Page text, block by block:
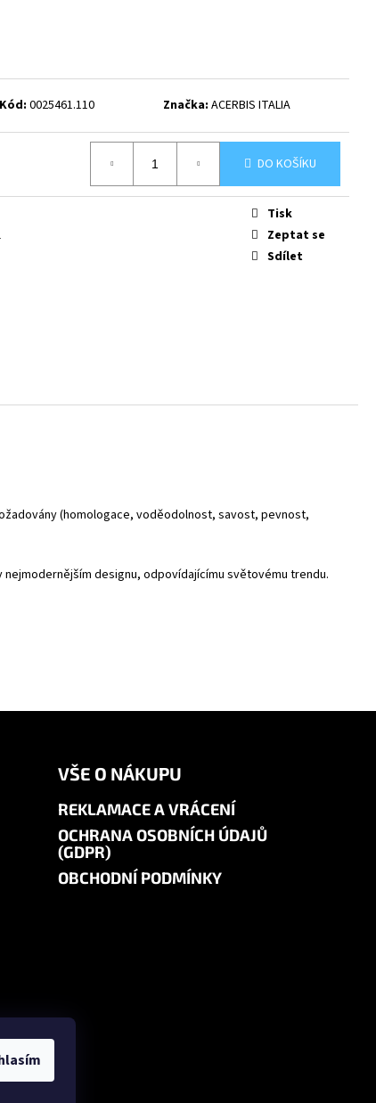
Kód: 0025461.110 Značka: ACERBIS ITALIA
DO KOŠÍKU
Tisk
Zeptat se
Sdílet
(homologace, voděodolnost, savost, pevnost,
designu, odpovídajícímu světovému trendu.
VŠE O NÁKUPU
REKLAMACE A VRÁCENÍ
OCHRANA OSOBNÍCH ÚDAJŮ
(GDPR)
OBCHODNÍ PODMÍNKY